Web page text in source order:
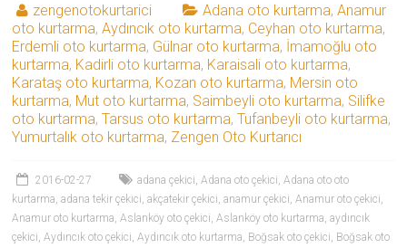
zengenotokurtarici Adana oto kurtarma,Anamur
oto kurtarma,Aydıncık oto kurtarma, Ceyhan oto kurtarma,
Erdemli oto kurtarma, Gülnar oto kurtarma, İmamoğlu oto
kurtarma, Kadirli oto kurtarma, Karaisali oto kurtarma,
Karataş oto kurtarma, Kozan oto kurtarma, Mersin oto
kurtarma, Mut oto kurtarma, Saimbeyli oto kurtarma, Silifke
oto kurtarma,Tarsus oto kurtarma,Tufanbeyli oto kurtarma,
Yumurtalık oto kurtarma, Zengen Oto Kurtarıcı
2016-02-27 adana çekici,Adana oto çekici,Adana oto oto
kurtarma,adana tekir çekici,akçatekir çekici,anamur çekici,Anamur oto çekici,
Anamur oto kurtarma,Aslanköy oto çekici,Aslanköy oto kurtarma,aydıncık
çekici,Aydıncık oto çekici,Aydıncık oto kurtarma, Boğsak oto çekici, Boğsak oto